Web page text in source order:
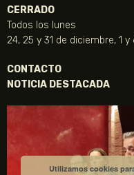
CERRADO
Todos los lunes
24, 25 y 31 de diciembre, 1
CONTACTO
NOTICIA DESTACADA
Utilizamos cookies